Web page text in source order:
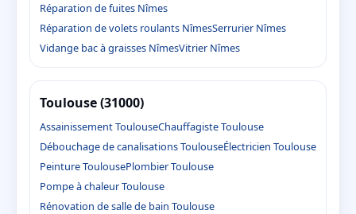
Réparation de fuites Nîmes
Réparation de volets roulants NîmesSerrurier Nîmes
Vidange bac à graisses NîmesVitrier Nîmes
Toulouse (31000)
Assainissement ToulouseChauffagiste Toulouse
Débouchage de canalisations ToulouseÉlectricien Toulouse
Peinture ToulousePlombier Toulouse
Pompe à chaleur Toulouse
Rénovation de salle de bain Toulouse